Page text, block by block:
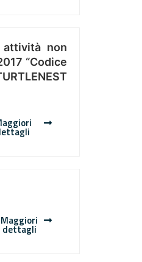
non
“Codice
Maggiori
dettagli